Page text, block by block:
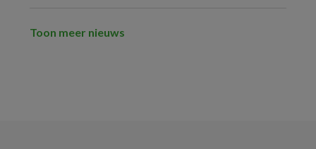
Toon meer nieuws